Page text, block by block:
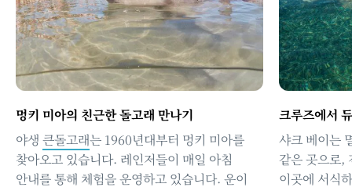
멍키 미아의 친근한 돌고래 만나기
야생 큰돌고래는 1960년대부터 멍키 미아를
찾아오고 있습니다. 레인저들이 매일 아침
안내를 통해 체험을 운영하고 있습니다. 운이
크루즈에서
샤크 베이는
같은 곳으로,
이곳에 서식